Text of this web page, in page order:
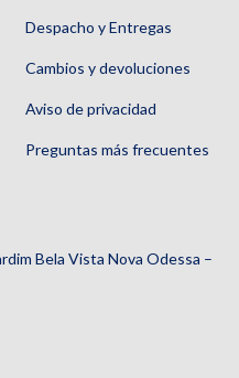
Despacho y Entregas
Cambios y devoluciones
Aviso de privacidad
Preguntas más frecuentes
Bela Vista Nova Odessa –